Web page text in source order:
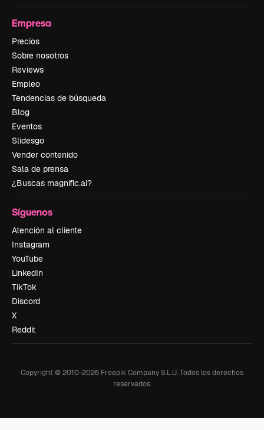
Empresa
Precios
Sobre nosotros
Reviews
Empleo
Tendencias de búsqueda
Blog
Eventos
Slidesgo
Vender contenido
Sala de prensa
¿Buscas magnific.ai?
Síguenos
Atención al cliente
Instagram
YouTube
LinkedIn
TikTok
Discord
X
Reddit
Copyright © 2010-2026 Freepik Company S.L.U.Todos los derechos
reservados.